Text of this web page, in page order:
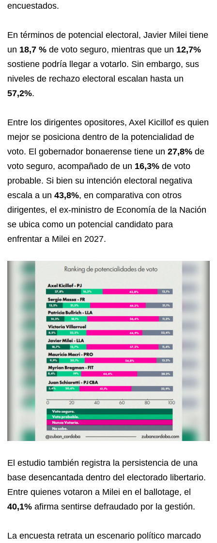
encuestados.
En términos de potencial electoral, Javier Milei tiene
un 18,7 % de voto seguro, mientras que un 12,7%
sostiene podría llegar a votarlo. Sin embargo, sus
niveles de rechazo electoral escalan hasta un
57,2%.
Entre los dirigentes opositores, Axel Kicillof es quien
mejor se posiciona dentro de la potencialidad de
voto. El gobernador bonaerense tiene un 27,8% de
voto seguro, acompañado de un 16,3% de voto
probable. Si bien su intención electoral negativa
escala a un 43,8%, en comparativa con otros
dirigentes, el ex-ministro de Economía de la Nación
se ubica como un potencial candidato para
enfrentar a Milei en 2027.
El estudio también registra la persistencia de una
base desencantada dentro del electorado libertario.
Entre quienes votaron a Milei en el ballotage, el
40,1% afirma sentirse defraudado por la gestión.
La encuesta retrata un escenario político marcado